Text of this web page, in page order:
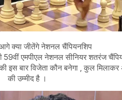
क्या जीतेंगे नेशनल चैंपियनशिप
59वीं एमपीएल नेशनल सीनियर शतरंज
बार विजेता कौन बनेगा , कुल मिलाकर
की उम्मीद है ।